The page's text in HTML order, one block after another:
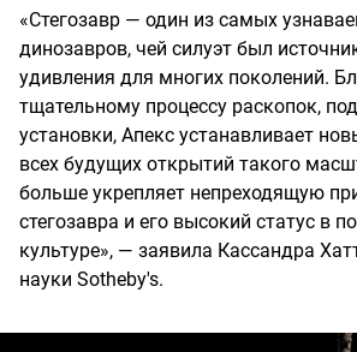
«Стегозавр — один из самых
динозавров, чей силуэт был
удивления для многих поколений.
тщательному процессу раскопок,
установки, Апекс устанавливает
всех будущих открытий такого
больше укрепляет непреходящую
стегозавра и его высокий статус в
культуре», — заявила Кассандра
науки Sotheby's.